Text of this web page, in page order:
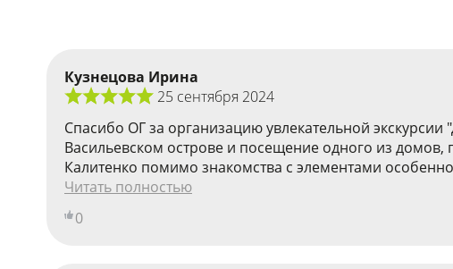
Кузнецова Ирина
25 сентября 2024
Спасибо ОГ за организацию увлекательной
Васильевском острове и посещение одного из
Калитенко помимо знакомства с элементами
Читать полностью
0